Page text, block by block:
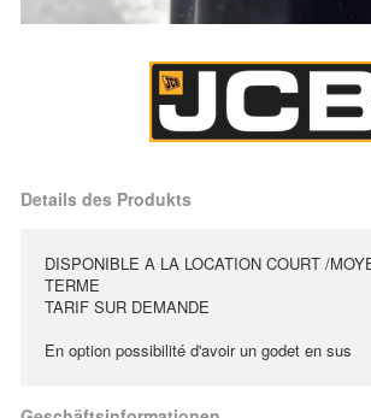
Details des Produkts
DISPONIBLE A LA LOCATION COURT /
TERME
TARIF SUR DEMANDE
En option possibilité d'avoir un godet en sus